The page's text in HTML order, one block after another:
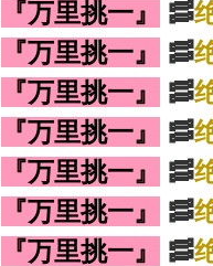
『万里挑一』 🥓
『万里挑一』 🥓
『万里挑一』 🥓
『万里挑一』 🥓
『万里挑一』 🥓
『万里挑一』 🥓
『万里挑一』 🥓